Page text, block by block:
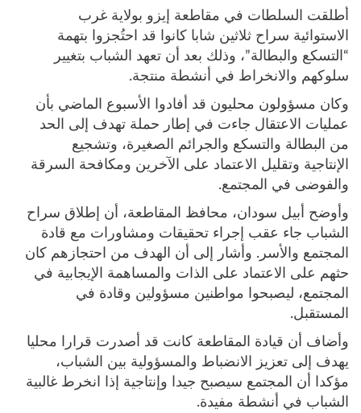
أطلقت السلطات في مقاطعة إيزو بولاية غرب
الاستوائية سراح ثلاثين شابا كانوا قد احتُجزوا بتهمة
“التسكع والبطالة”، وذلك بعد أن تعهد الشباب بتغيير
سلوكهم والانخراط في أنشطة منتجة.
وكان مسؤولون محليون قد أفادوا الأسبوع الماضي بأن
عمليات الاعتقال جاءت في إطار حملة تهدف إلى الحد
من البطالة والتسكع والجرائم الصغيرة، وتشجيع
الإنتاجية وتقليل الاعتماد على الآخرين ومكافحة السرقة
والفوضى في المجتمع.
وأوضح أبيل سودان، محافظ المقاطعة، أن إطلاق سراح
الشباب جاء عقب إجراء تحقيقات ومشاورات مع قادة
المجتمع والأسر. وأشار إلى أن الهدف من احتجازهم كان
حثهم على الاعتماد على الذات والمساهمة الإيجابية في
المجتمع، ليصبحوا مواطنين مسؤولين وقادة في
المستقبل.
وأضاف أن قيادة المقاطعة كانت قد أصدرت قرارا محليا
يهدف إلى تعزيز الانضباط والمسؤولية بين الشباب،
مؤكدا أن المجتمع سيصبح جيدا وإنتاجية إذا انخرط غالبية
الشباب في أنشطة مفيدة.